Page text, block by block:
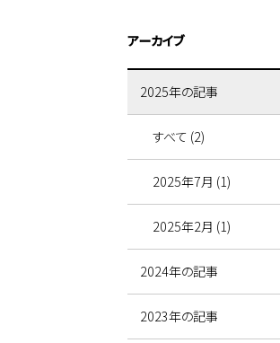
アーカイブ
2025年の記事
すべて (2)
2025年7月 (1)
2025年2月 (1)
2024年の記事
2023年の記事